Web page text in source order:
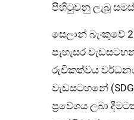
පිහිටුවනු ලැබූ
සෙලාන් බැංකුවේ
පැහැසර
රුචිකත්වය
වැඩසටහනේ
ප්‍රවේශය ලබා